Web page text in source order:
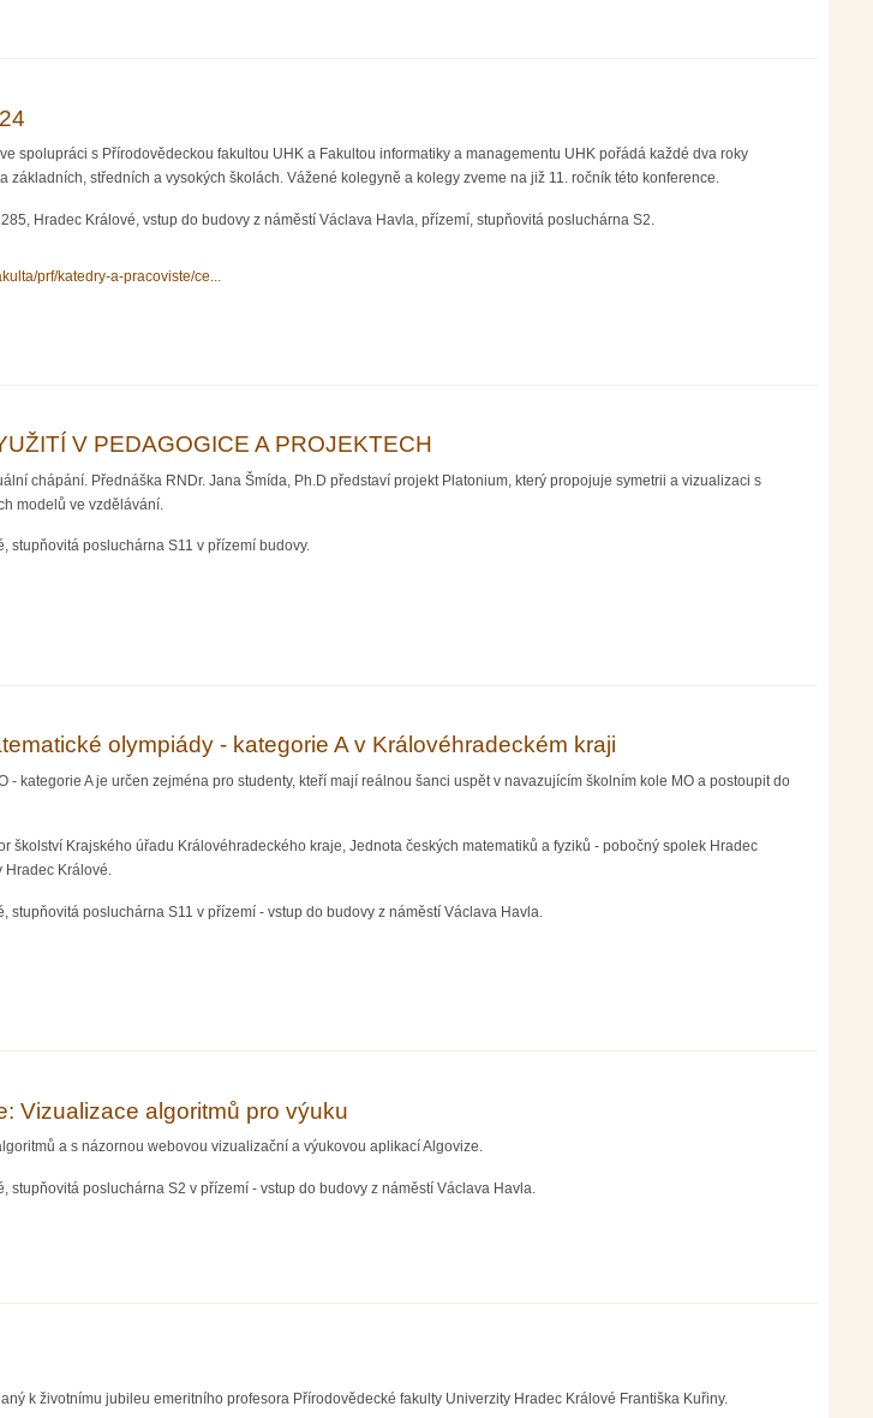
spolupráci s Přírodovědeckou fakultou UHK a Fakultou informatiky a managementu UHK pořádá každé dva roky
středních a vysokých školách. Vážené kolegyně a kolegy zveme na již 11. ročník této konference.
Hradec Králové, vstup do budovy z náměstí Václava Havla, přízemí, stupňovitá posluchárna S2.
prf/katedry-a-pracoviste/ce...
V PEDAGOGICE A PROJEKTECH
chápání. Přednáška RNDr. Jana Šmída, Ph.D představí projekt Platonium, který propojuje symetrii a vizualizaci s
modelů ve vzdělávání.
stupňovitá posluchárna S11 v přízemí budovy.
olympiády - kategorie A v Královéhradeckém kraji
kategorie A je určen zejména pro studenty, kteří mají reálnou šanci uspět v navazujícím školním kole MO a postoupit do
školství Krajského úřadu Královéhradeckého kraje, Jednota českých matematiků a fyziků - pobočný spolek Hradec
Hradec Králové.
posluchárna S11 v přízemí - vstup do budovy z náměstí Václava Havla.
Vizualizace algoritmů pro výuku
a s názornou webovou vizualizační a výukovou aplikací Algovize.
posluchárna S2 v přízemí - vstup do budovy z náměstí Václava Havla.
k životnímu jubileu emeritního profesora Přírodovědecké fakulty Univerzity Hradec Králové Františka Kuřiny.